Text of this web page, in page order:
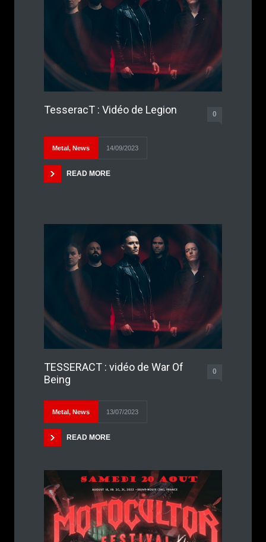
TesseracT : Vidéo de Legion 0
Metal, News 14/09/2023
READ MORE
TESSERACT : vidéo de War Of
Being
0
Metal, News 13/07/2023
READ MORE